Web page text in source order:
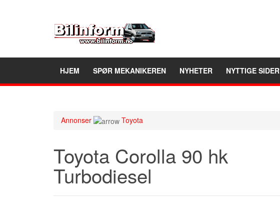
HJEM SPØR MEKANIKEREN NYHETER NYTTIGE SIDER
Annonser Toyota
Toyota Corolla 90 hk
Turbodiesel